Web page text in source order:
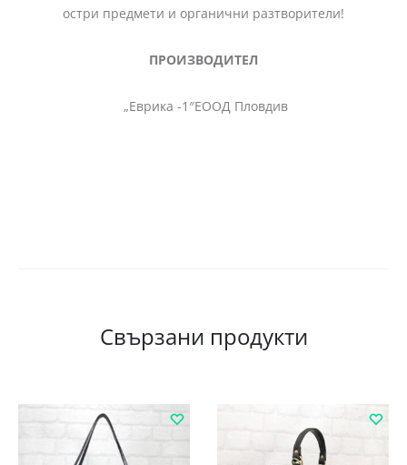
остри предмети и органични разтворители!
ПРОИЗВОДИТЕЛ
„Еврика -1″ЕООД Пловдив
Свързани продукти